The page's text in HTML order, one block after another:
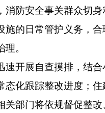
安全事关群众切身
施的日常管护义务，
。
展自查摸排，结合
态化跟踪整改进度；
部门将依规督促整改